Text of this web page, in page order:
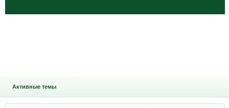
Активные темы